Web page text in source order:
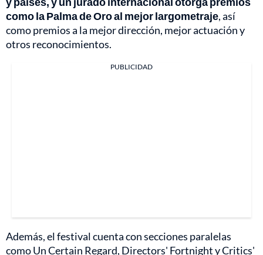
como la Palma de Oro al mejor largometraje, así
como premios a la mejor dirección, mejor actuación y
otros reconocimientos.
PUBLICIDAD
Además, el festival cuenta con secciones paralelas
como Un Certain Regard, Directors' Fortnight y Critics'